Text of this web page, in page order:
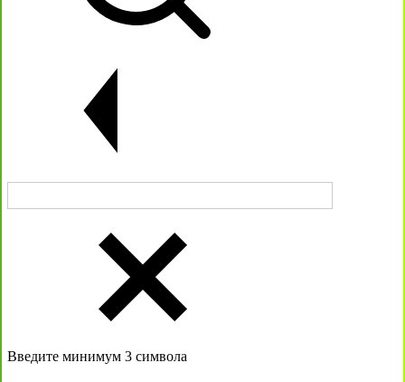
Введите минимум 3 символа